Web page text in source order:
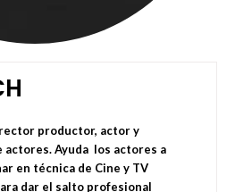
productor, actor y
actores. Ayuda los actores a
en técnica de Cine y TV
dar el salto profesional